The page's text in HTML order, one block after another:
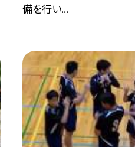
備を行い...